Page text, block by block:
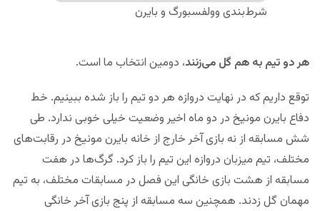
شرط‌بندی وولفسبورگ و بایرن
هر دو تیم به هم گل می‌زنند، دومین انتخاب ما است.
توقع داریم که در نهایت دروازه هر دو تیم را باز شده ببینیم. خط
دفاع بایرن مونیخ در دو ماه اخیر وضعیت خیلی خوبی ندارد. طی
شش مسابقه از نه بازی آخر خارج از خانه بایرن مونیخ در رقابت‌های
مختلف، تیم میزبان دروازه این تیم را باز کرد. گرگ‌ها در هفت
مسابقه از هشت بازی خانگی این فصل در مسابقات مختلف، به تیم
مهمان گل زدند. همچنین سه مسابقه از پنج بازی آخر خانگی